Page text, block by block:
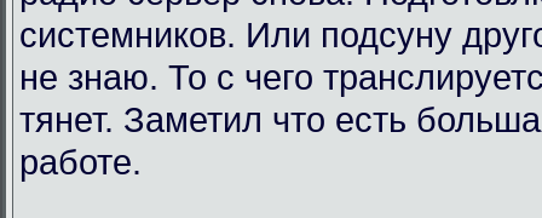
системников. Или подсуну
не знаю. То с чего
тянет. Заметил что есть
работе.